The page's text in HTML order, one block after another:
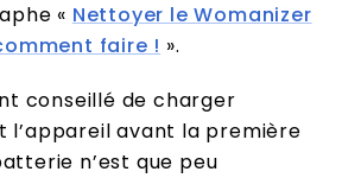
« Nettoyer le Womanizer
faire ! ».
conseillé de charger
avant la première
n’est que peu